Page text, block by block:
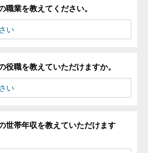
職業を教えてください。
役職を教えていただけますか。
世帯年収を教えていただけます